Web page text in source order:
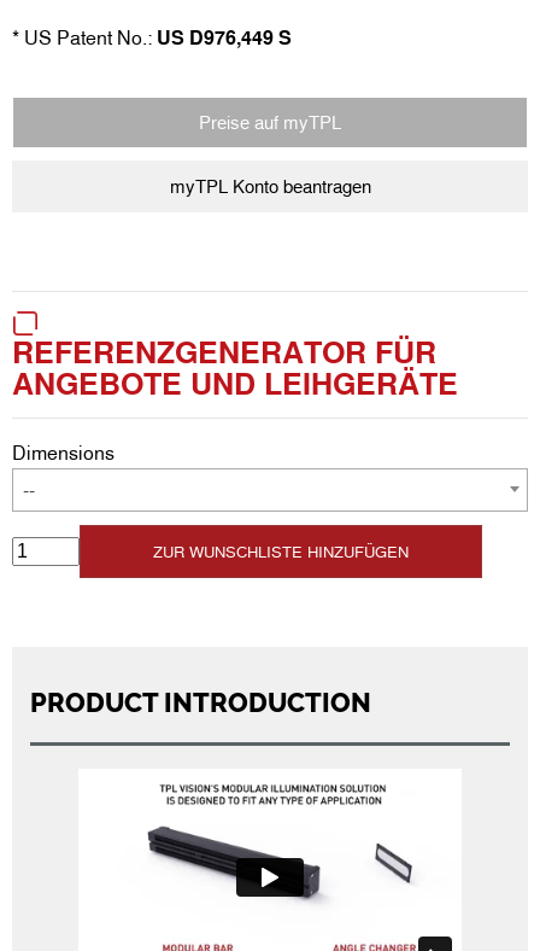
* US Patent No.: US D976,449 S
Preise auf myTPL
myTPL Konto beantragen
REFERENZGENERATOR FÜR
ANGEBOTE UND LEIHGERÄTE
Dimensions
--
ZUR WUNSCHLISTE HINZUFÜGEN
PRODUCT INTRODUCTION